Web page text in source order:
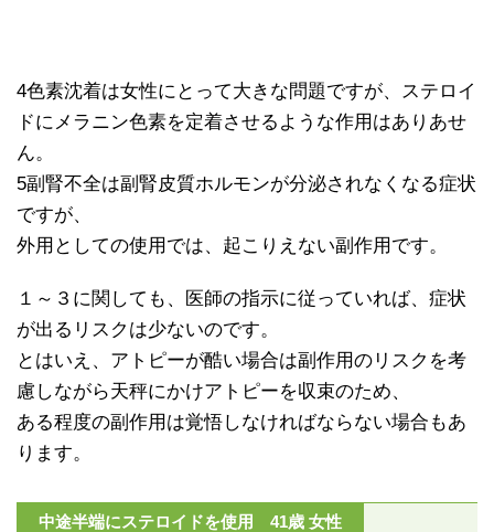
4色素沈着は女性にとって大きな問題ですが、ステロイ
ドにメラニン色素を定着させるような作用はありあせ
ん。
5副腎不全は副腎皮質ホルモンが分泌されなくなる症状
ですが、
外用としての使用では、起こりえない副作用です。
１～３に関しても、医師の指示に従っていれば、症状
が出るリスクは少ないのです。
とはいえ、アトピーが酷い場合は副作用のリスクを考
慮しながら天秤にかけアトピーを収束のため、
ある程度の副作用は覚悟しなければならない場合もあ
ります。
中途半端にステロイドを使用 41歳 女性